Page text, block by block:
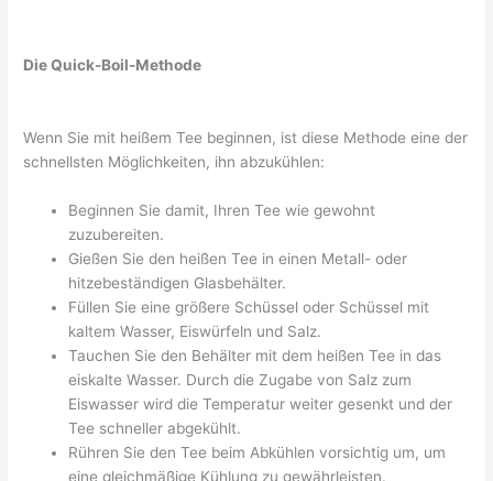
Die Quick-Boil-Methode
Wenn Sie mit heißem Tee beginnen, ist diese Methode eine der
schnellsten Möglichkeiten, ihn abzukühlen:
Beginnen Sie damit, Ihren Tee wie gewohnt
zuzubereiten.
Gießen Sie den heißen Tee in einen Metall- oder
hitzebeständigen Glasbehälter.
Füllen Sie eine größere Schüssel oder Schüssel mit
kaltem Wasser, Eiswürfeln und Salz.
Tauchen Sie den Behälter mit dem heißen Tee in das
eiskalte Wasser. Durch die Zugabe von Salz zum
Eiswasser wird die Temperatur weiter gesenkt und der
Tee schneller abgekühlt.
Rühren Sie den Tee beim Abkühlen vorsichtig um, um
eine gleichmäßige Kühlung zu gewährleisten.